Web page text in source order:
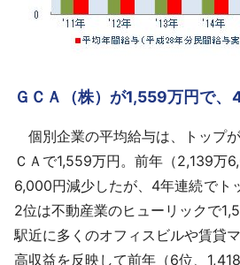
ＧＣＡ（株）が1,559万円で、
個別企業の平均給与は、トップ
ＣＡで1,559万円。前年（2,139万
6,000円減少したが、4年連続でト
2位は不動産業のヒューリックで
駅近に多くのオフィスビルや賃貸
高収益を反映して前年（6位、